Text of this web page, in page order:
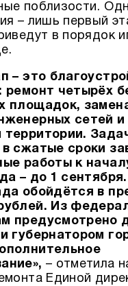
поблизости.
– лишь первый
в порядок
– это
ремонт четырёх
площадок,
сетей и
территории.
в сжатые сроки
работы к
– до 1 сентября.
обойдётся в
Из
предусмотрено
губернатором
– отметила
Единой